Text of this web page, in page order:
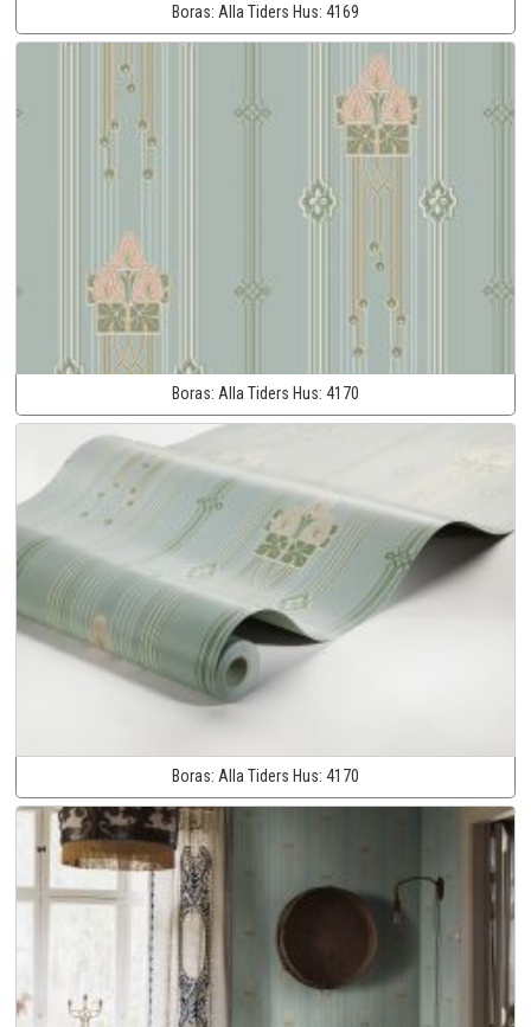
Boras: Alla Tiders Hus: 4169
Boras: Alla Tiders Hus: 4170
Boras: Alla Tiders Hus: 4170